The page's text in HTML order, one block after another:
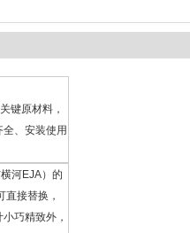
键原材料，
、安装使用
河EJA）的
接替换，
巧精致外，